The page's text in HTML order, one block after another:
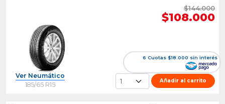
$144.000
$108.000
6 Cuotas $18.000 sin interés
Ver Neumático
185/65 R15
Añadir al carrito